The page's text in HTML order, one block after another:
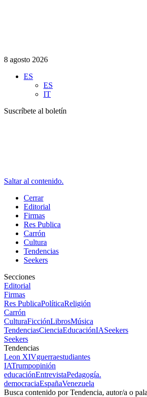
8 agosto 2026
ES
ES
IT
Suscríbete al boletín
Saltar al contenido.
Cerrar
Editorial
Firmas
Res Publica
Carrón
Cultura
Tendencias
Seekers
Secciones
Editorial
Firmas
Res PublicaPolíticaReligión
Carrón
CulturaFicciónLibrosMúsica
TendenciasCienciaEducaciónIASeekers
Seekers
Tendencias
Leon XIVguerraestudiantes
IATrumpopinión
educaciónEntrevistaPedagogía.
democraciaEspañaVenezuela
Busca contenido por Tendencia, autor/a o